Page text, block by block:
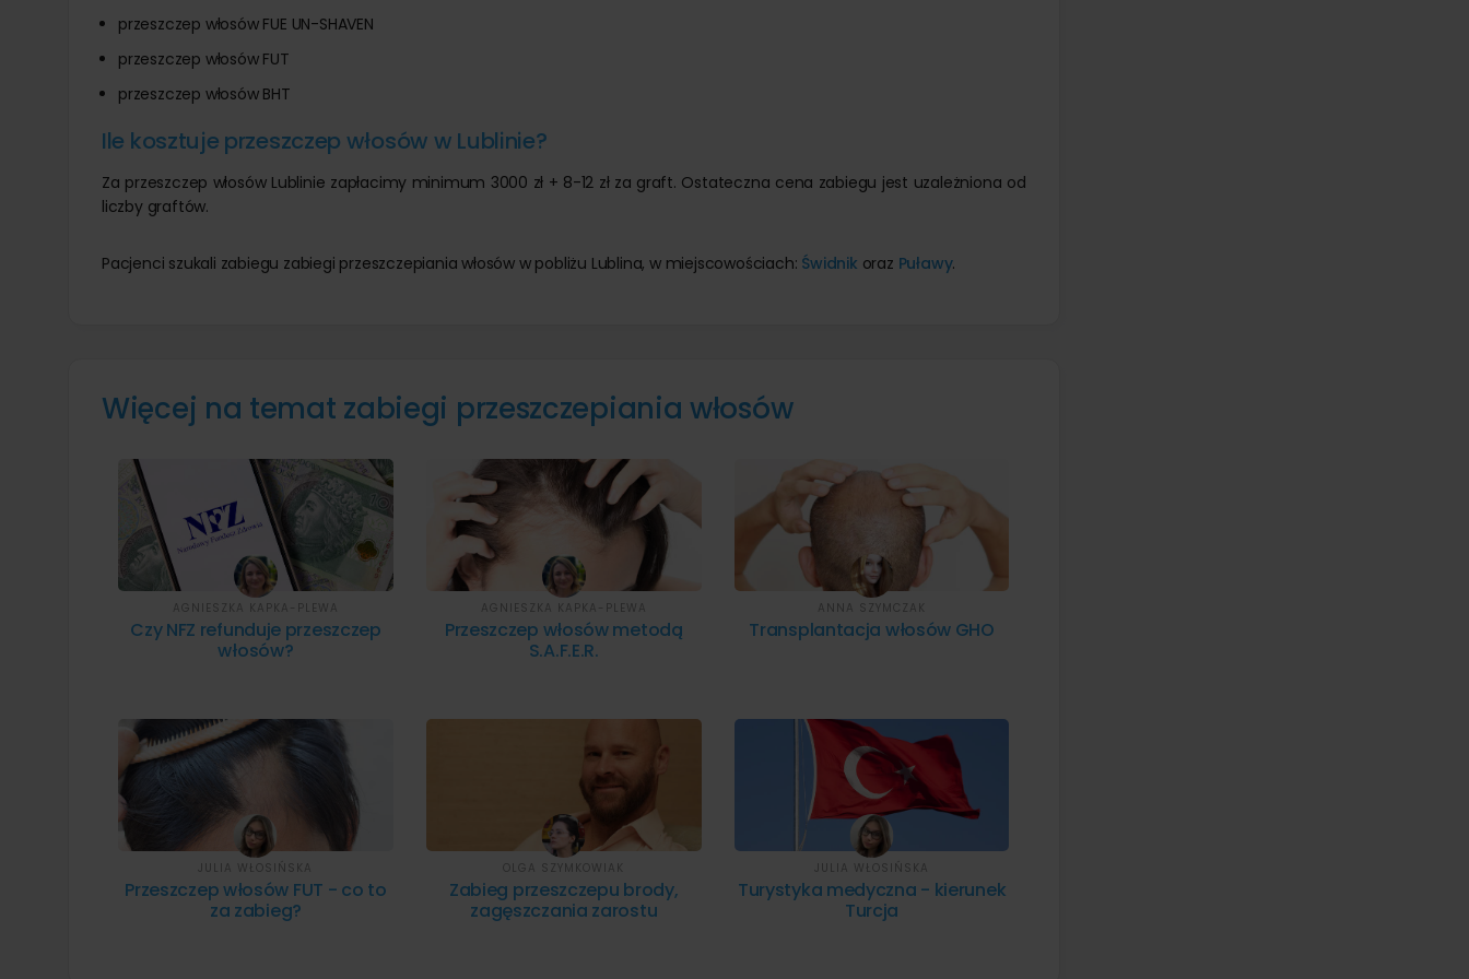
przeszczep włosów FUE UN-SHAVEN
przeszczep włosów FUT
przeszczep włosów BHT
Ile kosztuje przeszczep włosów w Lublinie?
Za przeszczep włosów Lublinie zapłacimy minimum 3000 zł + 8-12 zł za graft. Ostateczna cena zabiegu jest uzależniona od
liczby graftów.
Pacjenci szukali zabiegu zabiegi przeszczepiania włosów w pobliżu Lublina, w miejscowościach: Świdnik oraz Puławy.
Więcej na temat zabiegi przeszczepiania włosów
Czy NFZ refunduje przeszczep
włosów?
AGNIESZKA KAPKA-PLEWA
Przeszczep włosów metodą
S.A.F.E.R.
AGNIESZKA KAPKA-PLEWA
Transplantacja włosów GHO
ANNA SZYMCZAK
Przeszczep włosów FUT - co to
za zabieg?
JULIA WŁOSIŃSKA
Zabieg przeszczepu brody,
zagęszczania zarostu
OLGA SZYMKOWIAK
Turystyka medyczna - kierunek
Turcja
JULIA WŁOSIŃSKA